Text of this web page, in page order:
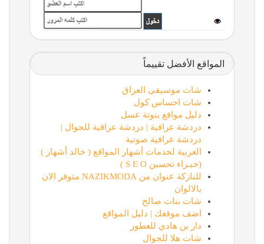
المواقع الأفضل تقييماً
شات موسيقى العراق
شات احساس كول
دليل مواقع بنوتة عسل
دردشة عراقية | دردشة عراقية للجوال |
دردشة عراقية صوتية
العربية لخدمات أشهار المواقع ( خالد أشهار )
(خبـراء تحسين S E O )
للنازكة عنوان من NAZIKMODA متوفر الان
بالالوان
شات بنات صالح
اضف موقعك | دليل المواقع
دار بن هادي للعطور
شات هلا للجوال